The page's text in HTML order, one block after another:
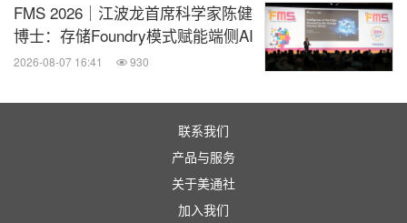
台，这充分证明资源节约理念可融入贸易展会，从而
发挥最大的积极效应。”
有兴趣在展览期间与TERREPOWER团队会面的参与
提前预订会议。
FMS 2026｜江波龙首席科学家陈健
博士：存储Foundry模式赋能端侧AI
2026-08-07 16:41 930
联系我们
产品与服务
关于美通社
加入我们